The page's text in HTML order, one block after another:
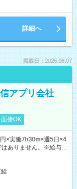
詳細へ
掲載日：2026.08.07
アプリ会社
接OK
×実働7h30m×週5日×4
ありません。※給与即